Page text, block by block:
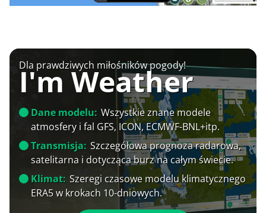
Dla prawdziwych miłośników pogody!
I'm Weather
Dane modelu: Wszystkie znane modele
atmosfery i fal GFS, ICON, ECMWF-BNL+itp.
Transmisja: Szczegółowa prognoza radarowa,
satelitarna i dotycząca burz na całym świecie.
Klimat: Szeregi czasowe modelu klimatycznego
ERA5 w krokach 10-dniowych.